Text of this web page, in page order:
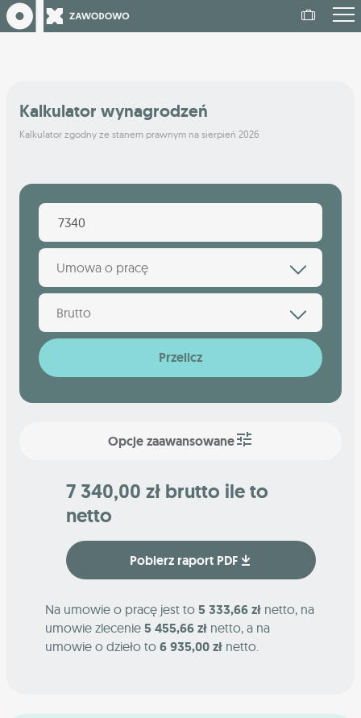
Kalkulator wynagrodzeń
Kalkulator zgodny ze stanem prawnym na sierpień 2026
Umowa o pracę
Brutto
Przelicz
Opcje zaawansowane
7 340,00 zł brutto ile to
netto
Pobierz raport PDF
Na umowie o pracę jest to 5 333,66 zł netto, na
umowie zlecenie 5 455,66 zł netto, a na
umowie o dzieło to 6 935,00 zł netto.